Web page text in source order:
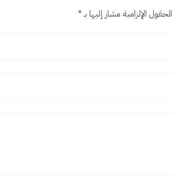
الحقول الإلزامية مشار إليها بـ*